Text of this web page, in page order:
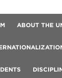
ABOUT THE